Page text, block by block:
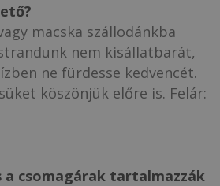
macska szállodánkba
nem kisállatbarát,
ne fürdesse kedvencét.
köszönjük előre is. Felár:
a csomagárak tartalmazzák